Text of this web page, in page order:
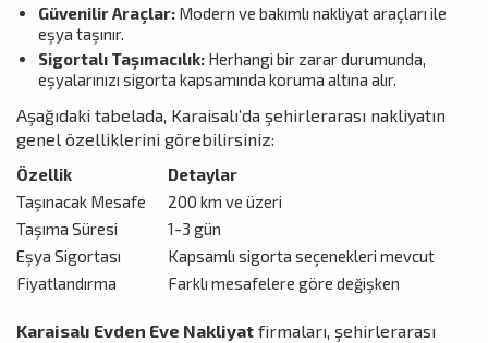
Güvenilir Araçlar: Modern ve bakımlı nakliyat araçları ile
eşya taşınır.
Sigortalı Taşımacılık: Herhangi bir zarar durumunda,
eşyalarınızı sigorta kapsamında koruma altına alır.
Aşağıdaki tabelada, Karaisalı’da şehirlerarası nakliyatın
genel özelliklerini görebilirsiniz:
Özellik
Detaylar
Taşınacak Mesafe
200 km ve üzeri
Taşıma Süresi
1-3 gün
Eşya Sigortası
Kapsamlı sigorta seçenekleri mevcut
Fiyatlandırma
Farklı mesafelere göre değişken
Karaisalı Evden Eve Nakliyat firmaları, şehirlerarası